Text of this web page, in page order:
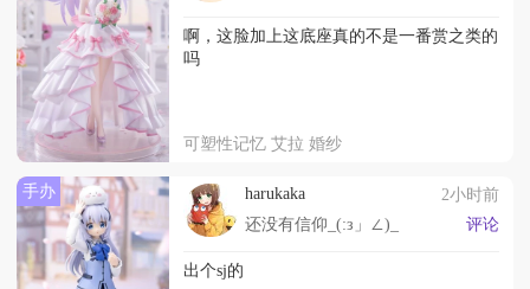
啊，这脸加上这底座真的不是一番赏之类的
吗
可塑性记忆 艾拉 婚纱
手办 harukaka
2小时前
还没有信仰_(:з」∠)_
评论
出个sj的